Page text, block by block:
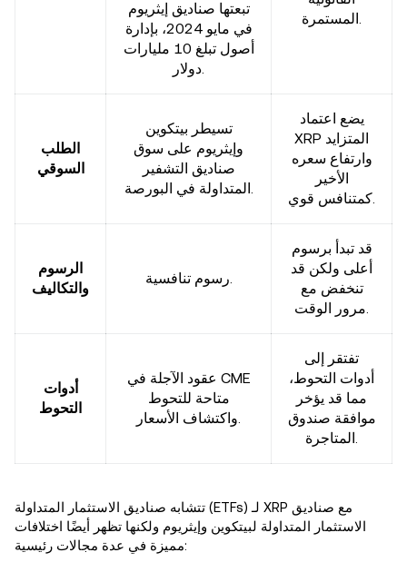
تبعتها صناديق إيثريوم
في مايو 2024، بإدارة
أصول تبلغ 10 مليارات
دولار.
المستمرة.
الطلب
السوقي
تسيطر بيتكوين
وإيثريوم على سوق
صناديق التشفير
المتداولة في البورصة.
يضع اعتماد
XRP المتزايد
وارتفاع سعره
الأخير
كمتنافس قوي.
الرسوم
والتكاليف
رسوم تنافسية.
قد تبدأ برسوم
أعلى ولكن قد
تنخفض مع
مرور الوقت.
أدوات
التحوط
عقود الآجلة في CME
متاحة للتحوط
واكتشاف الأسعار.
تفتقر إلى
أدوات التحوط،
مما قد يؤخر
موافقة صندوق
المتاجرة.
تتشابه صناديق الاستثمار المتداولة (ETFs) لـ XRP مع صناديق
الاستثمار المتداولة لبيتكوين وإيثريوم ولكنها تظهر أيضًا اختلافات
مميزة في عدة مجالات رئيسية: